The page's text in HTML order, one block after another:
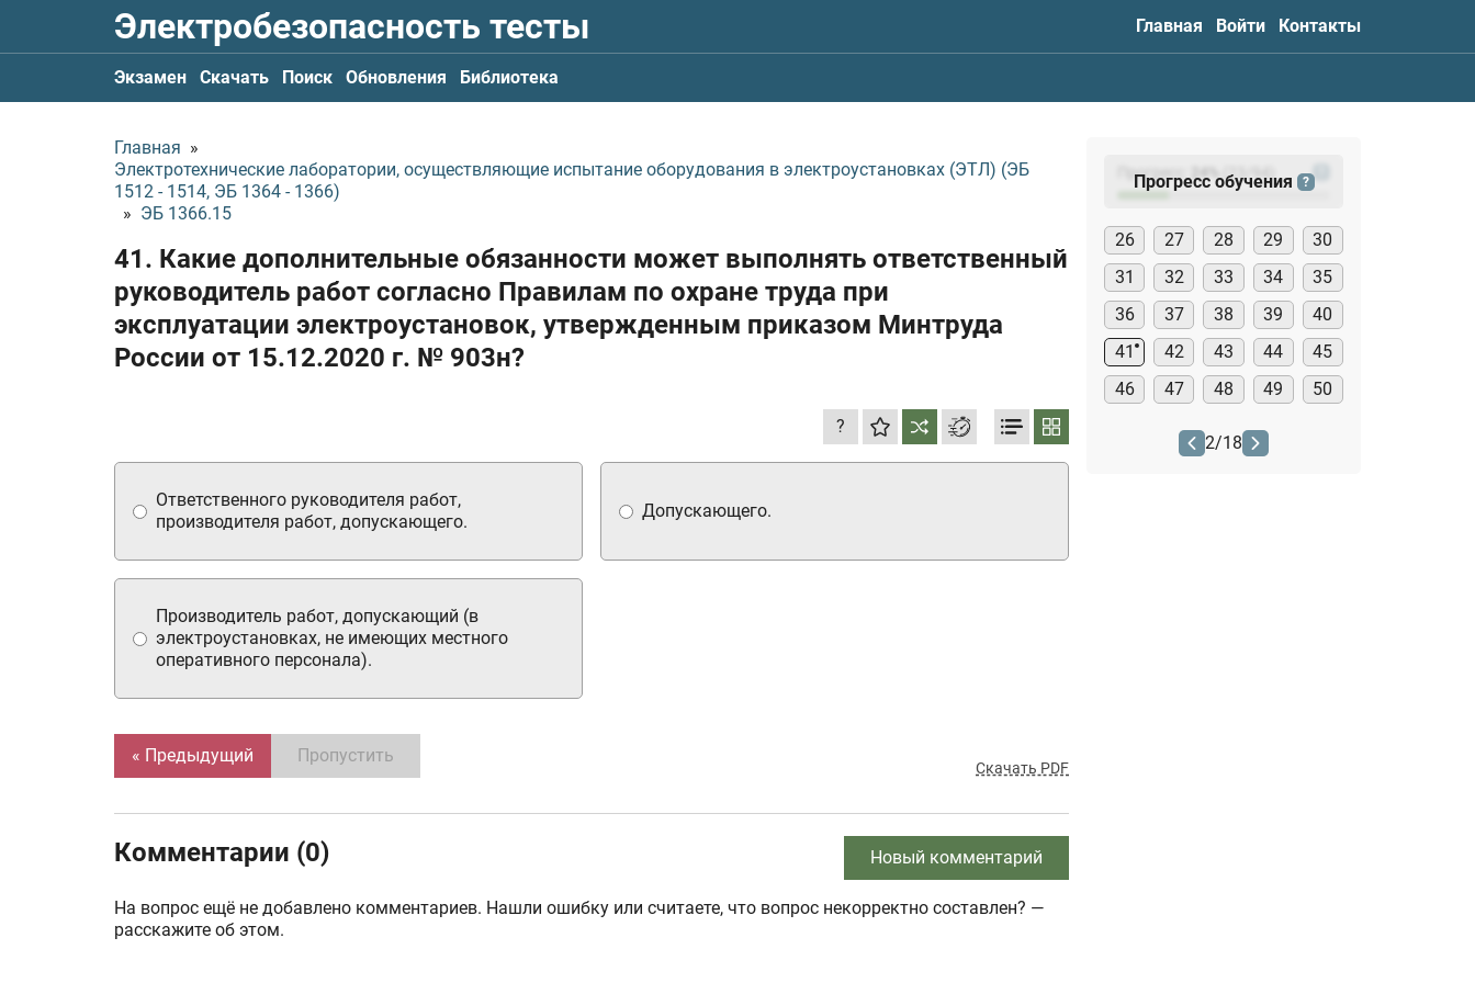
Электробезопасность тесты Главная Войти Контакты
Экзамен Скачать Поиск Обновления Библиотека
Главная »
Электротехнические лаборатории, осуществляющие испытание оборудования в электроустановках (ЭТЛ) (ЭБ
1512 - 1514, ЭБ 1364 - 1366)
» ЭБ 1366.15
41. Какие дополнительные обязанности может выполнять ответственный
руководитель работ согласно Правилам по охране труда при
эксплуатации электроустановок, утвержденным приказом Минтруда
России от 15.12.2020 г. № 903н?
?
Ответственного руководителя работ,
производителя работ, допускающего.
Допускающего.
Производитель работ, допускающий (в
электроустановках, не имеющих местного
оперативного персонала).
« Предыдущий Пропустить
Скачать PDF
Комментарии (0) Новый комментарий
На вопрос ещё не добавлено комментариев. Нашли ошибку или считаете, что вопрос некорректно составлен? —
расскажите об этом.
Прогресс: (23
Прогресс обучения ?
26 27 28 29
30
31
32 33 34
35
36
37 38 39
40
41
42 43 44
45
46
47 48 49 50
2/18